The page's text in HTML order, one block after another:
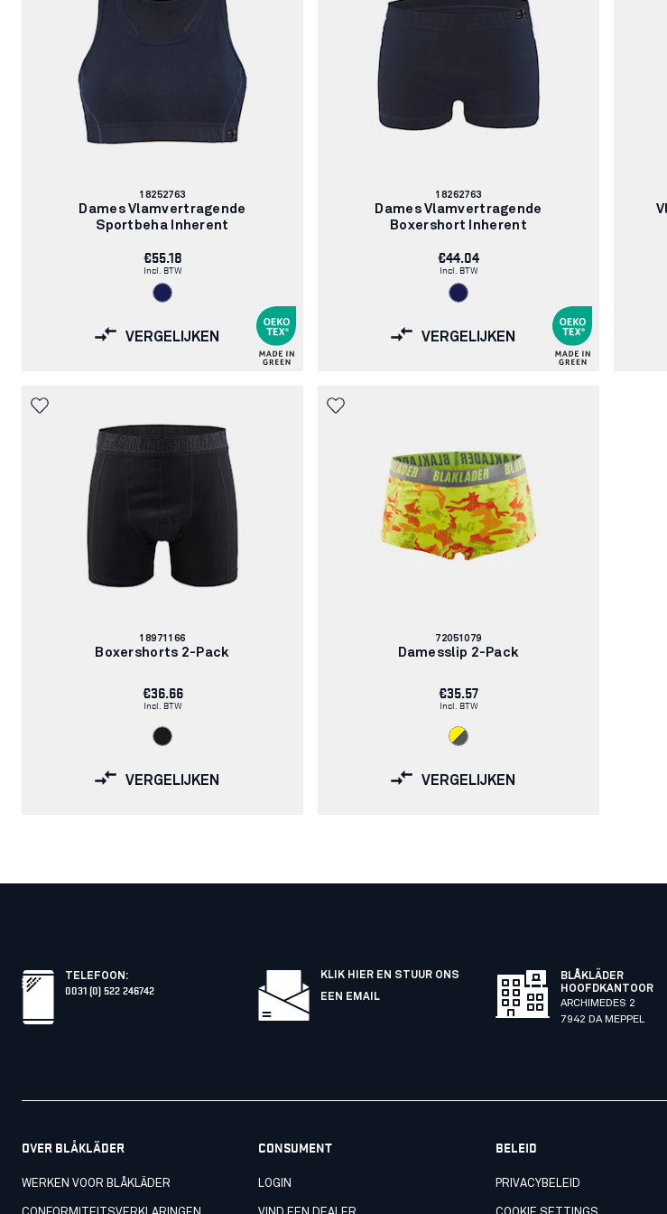
Artikelnummer:
18252763
Dames Vlamvertragende
Sportbeha Inherent
€55.18
Incl. BTW
VERGELIJKEN
Artikelnummer:
18262763
Dames Vlamvertragende
Boxershort Inherent
€44.04
Incl. BTW
VERGELIJKEN
Artikelnummer:
18971166
Boxershorts 2-Pack
€36.66
Incl. BTW
VERGELIJKEN
Artikelnummer:
72051079
Damesslip 2-Pack
€35.57
Incl. BTW
VERGELIJKEN
TELEFOON :
0031 (0) 522 246742
KLIK HIER EN STUUR ONS
EEN EMAIL
BLÅKLÄDER
HOOFDKANTOOR
ARCHIMEDES 2
7942 DA MEPPEL
OVER BLÅKLÄDER
WERKEN VOOR BLÅKLÄDER
CONSUMENT
LOGIN
BELEID
PRIVACYBELEID